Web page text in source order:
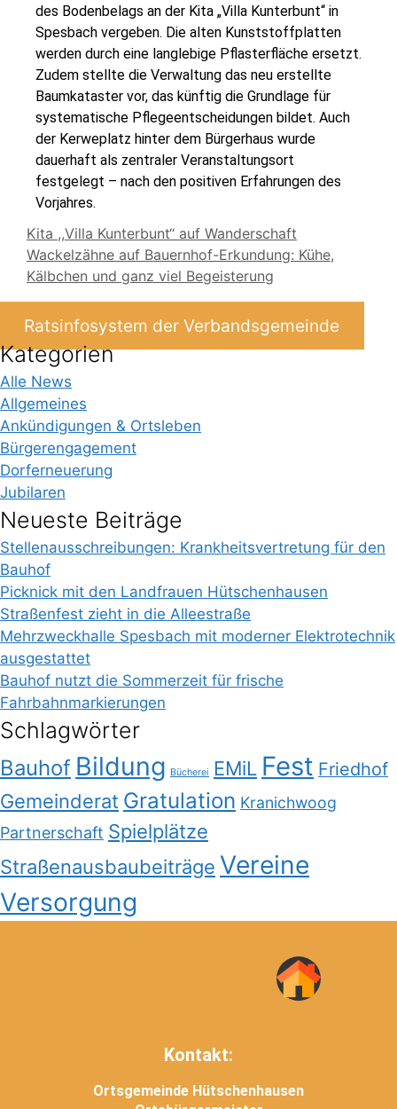
des Bodenbelags an der Kita „Villa Kunterbunt“ in
Spesbach vergeben. Die alten Kunststoffplatten
werden durch eine langlebige Pflasterfläche ersetzt.
Zudem stellte die Verwaltung das neu erstellte
Baumkataster vor, das künftig die Grundlage für
systematische Pflegeentscheidungen bildet. Auch
der Kerweplatz hinter dem Bürgerhaus wurde
dauerhaft als zentraler Veranstaltungsort
festgelegt – nach den positiven Erfahrungen des
Vorjahres.
Kita ,,Villa Kunterbunt“ auf Wanderschaft
Wackelzähne auf Bauernhof-Erkundung: Kühe,
Kälbchen und ganz viel Begeisterung
Ratsinfosystem der Verbandsgemeinde
Kategorien
Alle News
Allgemeines
Ankündigungen & Ortsleben
Bürgerengagement
Dorferneuerung
Jubilaren
Neueste Beiträge
Stellenausschreibungen: Krankheitsvertretung für den
Bauhof
Picknick mit den Landfrauen Hütschenhausen
Straßenfest zieht in die Alleestraße
Mehrzweckhalle Spesbach mit moderner Elektrotechnik
ausgestattet
Bauhof nutzt die Sommerzeit für frische
Fahrbahnmarkierungen
Schlagwörter
Bauhof Bildung Bücherei EMiL Fest Friedhof
Gemeinderat Gratulation Kranichwoog
Partnerschaft Spielplätze
Straßenausbaubeiträge Vereine
Versorgung
Kontakt:
Ortsgemeinde Hütschenhausen